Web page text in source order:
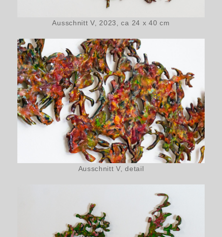
Ausschnitt V, 2023, ca 24 x 40 cm
Ausschnitt V, detail